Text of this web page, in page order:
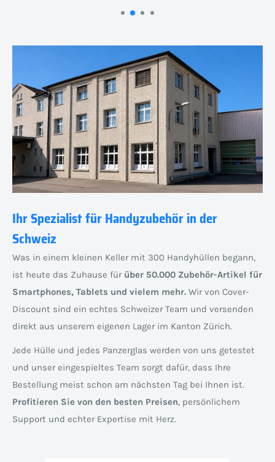
Ihr Spezialist für Handyzubehör in der
Schweiz
Was in einem kleinen Keller mit 300 Handyhüllen begann,
ist heute das Zuhause für über 50.000 Zubehör-Artikel für
Smartphones, Tablets und vielem mehr. Wir von Cover-
Discount sind ein echtes Schweizer Team und versenden
direkt aus unserem eigenen Lager im Kanton Zürich.
Jede Hülle und jedes Panzerglas werden von uns getestet
und unser eingespieltes Team sorgt dafür, dass Ihre
Bestellung meist schon am nächsten Tag bei Ihnen ist.
Profitieren Sie von den besten Preisen, persönlichem
Support und echter Expertise mit Herz.